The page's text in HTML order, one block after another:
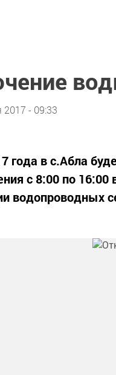
- 09:33
года в с.Абла
с 8:00 по 16:00
водопроводных